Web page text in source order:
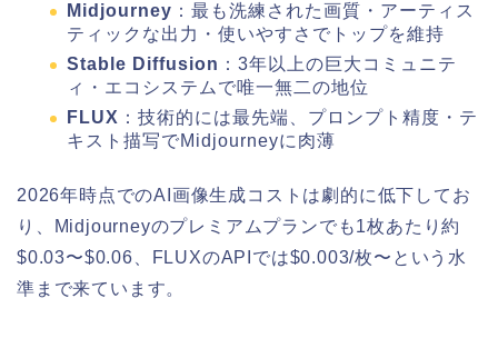
Midjourney ：最も洗練された画質・アーティス
ティックな出力・使いやすさでトップを維持
Stable Diffusion ：3年以上の巨大コミュニテ
ィ・エコシステムで唯一無二の地位
FLUX ：技術的には最先端、プロンプト精度・テ
キスト描写でMidjourneyに肉薄
2026年時点でのAI画像生成コストは劇的に低下してお
り、Midjourneyのプレミアムプランでも1枚あたり約
$0.03〜$0.06、FLUXのAPIでは$0.003/枚〜という水
準まで来ています。